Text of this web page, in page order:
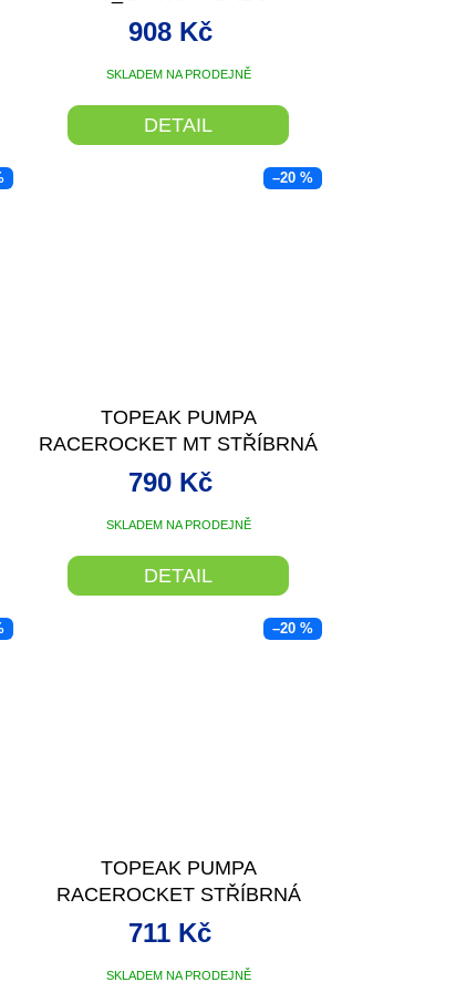
SKLADEM NA PRODEJNĚ
908 Kč
DETAIL
–20 %
TOPEAK PUMPA
RACEROCKET MT STŘÍBRNÁ
SKLADEM NA PRODEJNĚ
790 Kč
DETAIL
–20 %
TOPEAK PUMPA
RACEROCKET STŘÍBRNÁ
SKLADEM NA PRODEJNĚ
711 Kč